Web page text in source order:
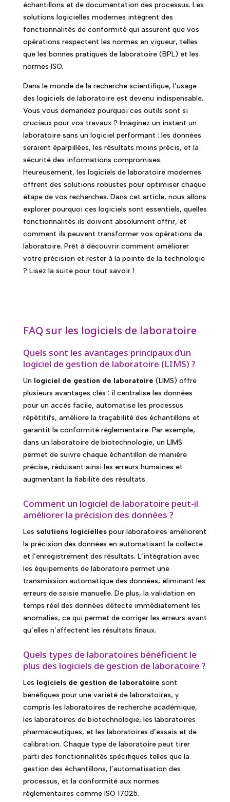
échantillons et de documentation des processus. Les
solutions logicielles modernes intègrent des
fonctionnalités de conformité qui assurent que vos
opérations respectent les normes en vigueur, telles
que les bonnes pratiques de laboratoire (BPL) et les
normes ISO.
Dans le monde de la recherche scientifique, l’usage
des logiciels de laboratoire est devenu indispensable.
Vous vous demandez pourquoi ces outils sont si
cruciaux pour vos travaux ? Imaginez un instant un
laboratoire sans un logiciel performant : les données
seraient éparpillées, les résultats moins précis, et la
sécurité des informations compromises.
Heureusement, les logiciels de laboratoire modernes
offrent des solutions robustes pour optimiser chaque
étape de vos recherches. Dans cet article, nous allons
explorer pourquoi ces logiciels sont essentiels, quelles
fonctionnalités ils doivent absolument offrir, et
comment ils peuvent transformer vos opérations de
laboratoire. Prêt à découvrir comment améliorer
votre précision et rester à la pointe de la technologie
? Lisez la suite pour tout savoir !
FAQ sur les logiciels de laboratoire
Quels sont les avantages principaux d’un
logiciel de gestion de laboratoire (LIMS) ?
Un logiciel de gestion de laboratoire (LIMS) offre
plusieurs avantages clés : il centralise les données
pour un accès facile, automatise les processus
répétitifs, améliore la traçabilité des échantillons et
garantit la conformité réglementaire. Par exemple,
dans un laboratoire de biotechnologie, un LIMS
permet de suivre chaque échantillon de manière
précise, réduisant ainsi les erreurs humaines et
augmentant la fiabilité des résultats.
Comment un logiciel de laboratoire peut-il
améliorer la précision des données ?
Les solutions logiciellespour laboratoires améliorent
la précision des données en automatisant la collecte
et l’enregistrement des résultats. L’intégration avec
les équipements de laboratoire permet une
transmission automatique des données, éliminant les
erreurs de saisie manuelle. De plus, la validation en
temps réel des données détecte immédiatement les
anomalies, ce qui permet de corriger les erreurs avant
qu’elles n’affectent les résultats finaux.
Quels types de laboratoires bénéficient le
plus des logiciels de gestion de laboratoire ?
Les logiciels de gestion de laboratoire sont
bénéfiques pour une variété de laboratoires, y
compris les laboratoires de recherche académique,
les laboratoires de biotechnologie, les laboratoires
pharmaceutiques, et les laboratoires d’essais et de
calibration. Chaque type de laboratoire peut tirer
parti des fonctionnalités spécifiques telles que la
gestion des échantillons, l’automatisation des
processus, et la conformité aux normes
réglementaires comme ISO 17025.